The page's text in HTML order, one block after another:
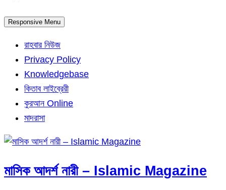
Responsive Menu
রাহবার নিউজ
Privacy Policy
Knowledgebase
কিতাব লাইব্রেরী
কুরআন Online
মাদরাসা
মাসিক আদর্শ নারী – Islamic Magazine